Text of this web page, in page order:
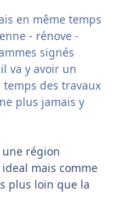
en même temps
- rénove -
signés
va y avoir un
des travaux
plus jamais y
région
mais comme
plus loin que la